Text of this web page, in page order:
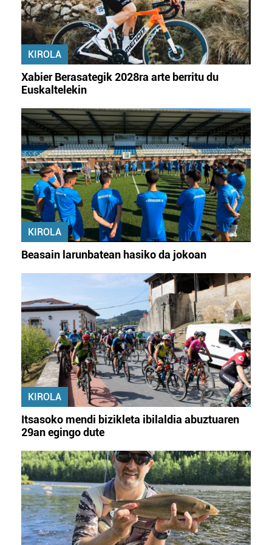
Lortu zure datu pertsonalak prozesatzeko moduari
buruzko informazio gehiago eta ezarri zure lehentasunak
datuen atalean. Edozein unetan alda edo ken dezakezu
zure baimena Cookieen adierazpenean.
fitxategiak erabiltzen ditu. Zure esperientzia eta
zerbitzuak hobetzeko asmoz, cookie teknologiaz
baliatzen gara. Ohar hau onartuz gero, teknologia hori
erabiltzeko baimen esplizitua ematen diguzu.Gehiago
irakurri
KIROLA
Xabier Berasategik 2028ra arte berritu du
Euskaltelekin
KIROLA
Beasain larunbatean hasiko da jokoan
KIROLA
Itsasoko mendi bizikleta ibilaldia abuztuaren
29an egingo dute